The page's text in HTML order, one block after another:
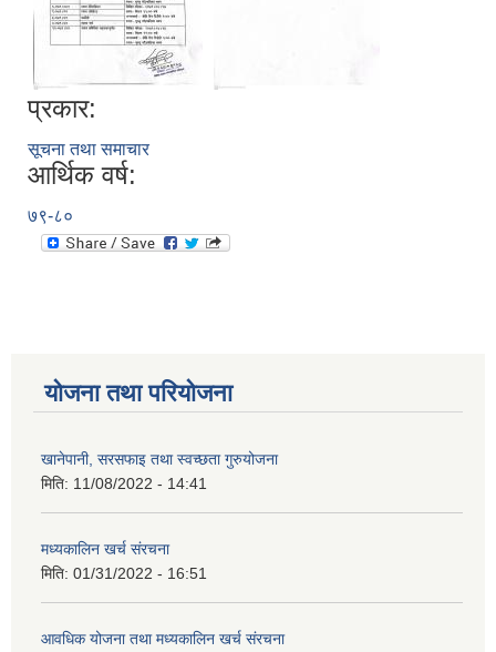
प्रकार:
सूचना तथा समाचार
आर्थिक वर्ष:
७९-८०
योजना तथा परियोजना
खानेपानी, सरसफाइ तथा स्वच्छता गुरुयोजना
मिति: 11/08/2022 - 14:41
मध्यकालिन खर्च संरचना
मिति: 01/31/2022 - 16:51
आवधिक योजना तथा मध्यकालिन खर्च संरचना